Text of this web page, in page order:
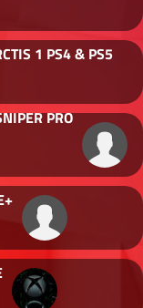
1 PS4 & PS5
PRO